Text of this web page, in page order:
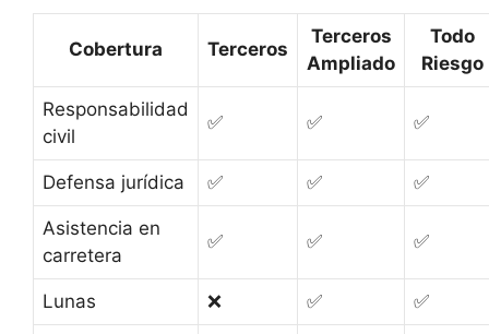
Cobertura Terceros
Terceros
Ampliado
Todo
Riesgo
Responsabilidad
civil
✅ ✅ ✅
Defensa jurídica ✅ ✅ ✅
Asistencia en
carretera
✅ ✅ ✅
Lunas ❌ ✅ ✅